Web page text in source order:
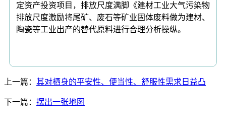
定资产投资项目，排放尺度满脚《建材工业大气污染物
排放尺度激励将尾矿、废石等矿业固体废料做为建材、
陶瓷等工业出产的替代原料进行合理分析操纵。
上一篇： 其对栖身的平安性、便当性、舒服性需求日益凸
下一篇： 摆出一张地图